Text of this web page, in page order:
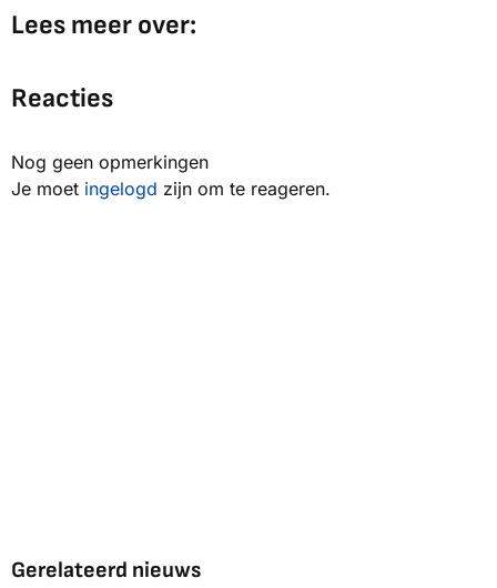
Lees meer over:
Reacties
Nog geen opmerkingen
Je moet ingelogd zijn om te reageren.
Gerelateerd nieuws